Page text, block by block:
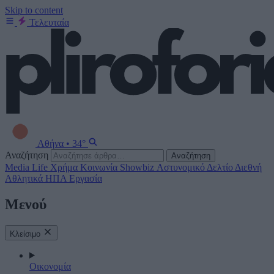
Skip to content
Τελευταία
Αθήνα • 34°
Αναζήτηση
Αναζήτηση
Media Life Χρήμα Κοινωνία Showbiz Αστυνομικό Δελτίο Διεθνή
Αθλητικά ΗΠΑ Εργασία
Μενού
Κλείσιμο
Οικονομία